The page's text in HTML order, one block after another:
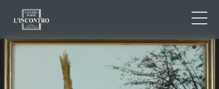
IT
EN
FR
NEWS AND EVENTS
ARTISTS AND WORKS